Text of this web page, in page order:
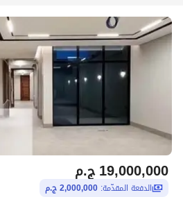
ج.م19,000,000
الدفعة المقدّمة: 2,000,000 ج.م